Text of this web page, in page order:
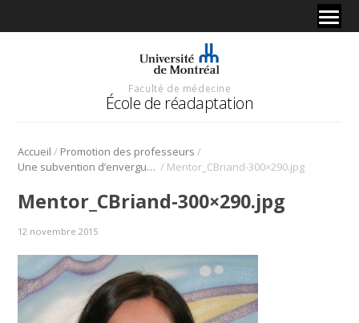
Faculté de médecine
École de réadaptation
Accueil / Promotion des professeurs /
Une subvention d’envergure pour Catherine Briand, professeure en ergothérapie / Mentor_CBriand-300×290.jpg
Mentor_CBriand-300×290.jpg
12 novembre 2015